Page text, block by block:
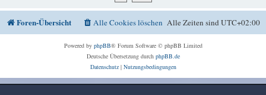
Foren-Übersicht Alle Zeiten sindUTC+02:00
Alle Cookies löschen
Powered by phpBB® Forum Software © phpBB Limited
Deutsche Übersetzung durch phpBB.de
Datenschutz| Nutzungsbedingungen